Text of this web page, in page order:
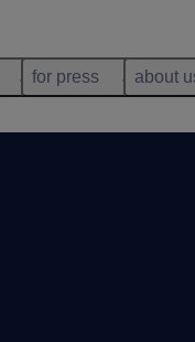
for press about